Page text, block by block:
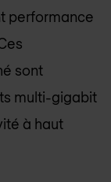
performance
sont
multi-gigabit
à haut